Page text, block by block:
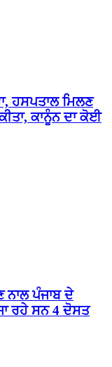
ਹਸਪਤਾਲ ਮਿਲਣ
ਕਾਨੂੰਨ ਦਾ ਕੋਈ
ਨਾਲ ਪੰਜਾਬ ਦੇ
ਰਹੇ ਸਨ 4 ਦੋਸਤ